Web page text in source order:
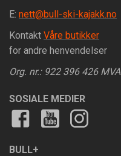
E: nett@bull-ski-kajakk.no
Kontakt Våre butikker
for andre henvendelser
Org. nr.: 922 396 426 MVA
SOSIALE MEDIER
BULL+